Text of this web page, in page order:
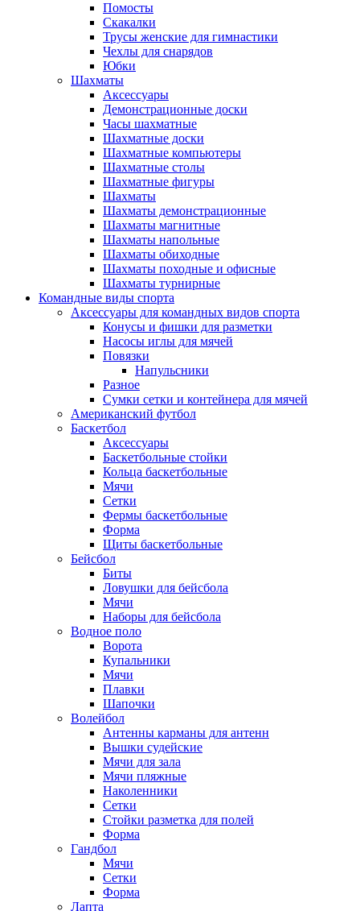
Помосты
Скакалки
Трусы женские для гимнастики
Чехлы для снарядов
Юбки
Шахматы
Аксессуары
Демонстрационные доски
Часы шахматные
Шахматные доски
Шахматные компьютеры
Шахматные столы
Шахматные фигуры
Шахматы
Шахматы демонстрационные
Шахматы магнитные
Шахматы напольные
Шахматы обиходные
Шахматы походные и офисные
Шахматы турнирные
Командные виды спорта
Аксессуары для командных видов спорта
Конусы и фишки для разметки
Насосы иглы для мячей
Повязки
Напульсники
Разное
Сумки сетки и контейнера для мячей
Американский футбол
Баскетбол
Аксессуары
Баскетбольные стойки
Кольца баскетбольные
Мячи
Сетки
Фермы баскетбольные
Форма
Щиты баскетбольные
Бейсбол
Биты
Ловушки для бейсбола
Мячи
Наборы для бейсбола
Водное поло
Ворота
Купальники
Мячи
Плавки
Шапочки
Волейбол
Антенны карманы для антенн
Вышки судейские
Мячи для зала
Мячи пляжные
Наколенники
Сетки
Стойки разметка для полей
Форма
Гандбол
Мячи
Сетки
Форма
Лапта